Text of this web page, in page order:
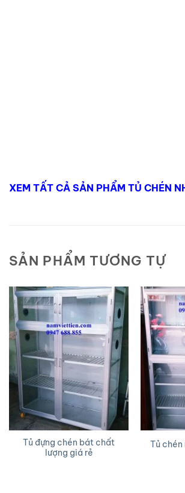
XEM TẤT CẢ SẢN PHẨM TỦ CHÉN
SẢN PHẨM TƯƠNG TỰ
Tủ đựng chén bát chất
lượng giá rẻ
Tủ chén